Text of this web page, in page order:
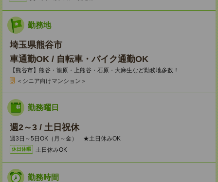
勤務地
埼玉県熊谷市
車通勤OK / 自転車・バイク通勤OK
【熊谷市】熊谷・籠原・上熊谷・石原・大麻生など勤務地多数！
＜シニア向けマンション＞
勤務曜日
週2～3 / 土日祝休
週3日～5日OK（月～金） ★土日休みOK
休日休暇 土日休みOK
勤務時間